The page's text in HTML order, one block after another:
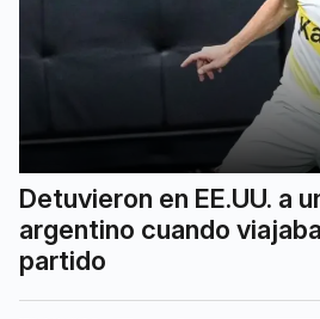
Detuvieron en EE.UU. a
argentino cuando
partido